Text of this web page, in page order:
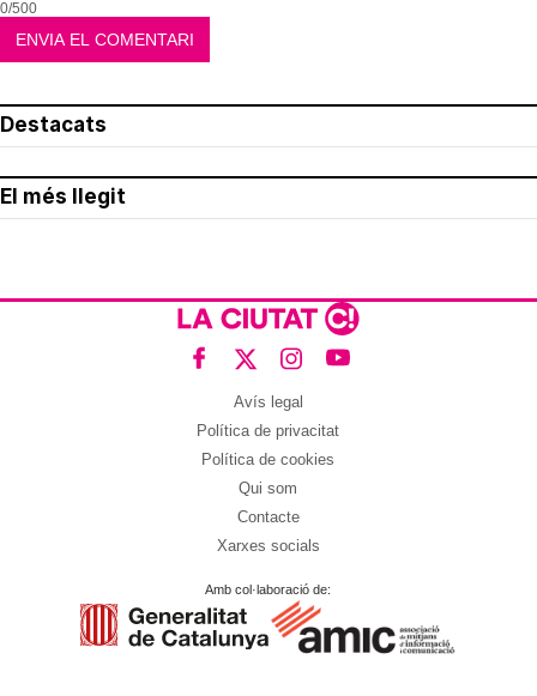
0/500
Destacats
El més llegit
Avís legal
Política de privacitat
Política de cookies
Qui som
Contacte
Xarxes socials
Amb col·laboració de: